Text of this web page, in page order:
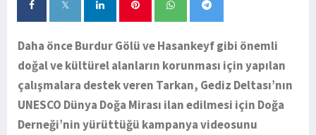
Daha önce Burdur Gölü ve Hasankeyf gibi önemli
doğal ve kültürel alanların korunması için yapılan
çalışmalara destek veren Tarkan, Gediz Deltası’nın
UNESCO Dünya Doğa Mirası ilan edilmesi için Doğa
Derneği’nin yürüttüğü kampanya videosunu